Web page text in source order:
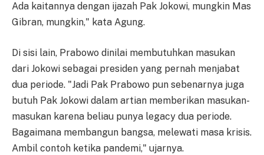
Ada kaitannya dengan ijazah Pak Jokowi, mungkin Mas
Gibran, mungkin," kata Agung.
Di sisi lain, Prabowo dinilai membutuhkan masukan
dari Jokowi sebagai presiden yang pernah menjabat
dua periode. "Jadi Pak Prabowo pun sebenarnya juga
butuh Pak Jokowi dalam artian memberikan masukan-
masukan karena beliau punya legacy dua periode.
Bagaimana membangun bangsa, melewati masa krisis.
Ambil contoh ketika pandemi," ujarnya.